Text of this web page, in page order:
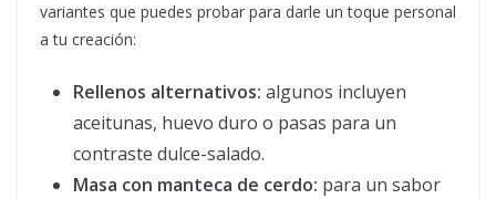
variantes que puedes probar para darle un toque personal
a tu creación:
Rellenos alternativos: algunos incluyen
aceitunas, huevo duro o pasas para un
contraste dulce-salado.
Masa con manteca de cerdo: para un sabor